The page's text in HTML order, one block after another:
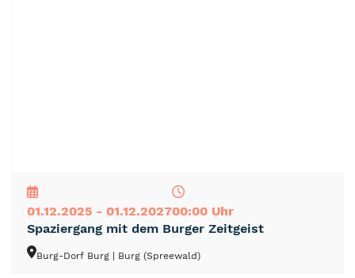
01.12.2025 - 01.12.202700:00 Uhr
Spaziergang mit dem Burger Zeitgeist
Burg-Dorf Burg | Burg (Spreewald)